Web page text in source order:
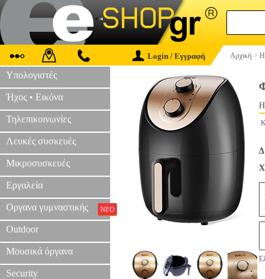
Login / Εγγραφή Αρχική >
Υπολογιστές
Ήχος • Εικόνα
Τηλεπικοινωνίες
Λευκές συσκευές
Μικροσυσκευές
Εργαλεία
Οργανα γυμναστικής ΝΕΟ
Outdoor
Μουσικά όργανα
Security